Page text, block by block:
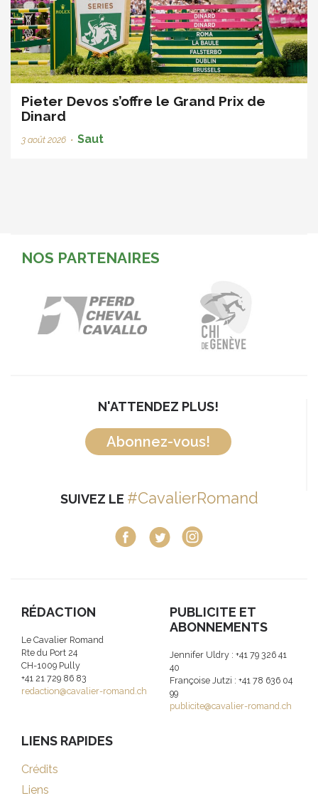
Pieter Devos s’offre le Grand Prix de
Dinard
3 août 2026 • Saut
NOS PARTENAIRES
N'ATTENDEZ PLUS!
Abonnez-vous!
SUIVEZ LE #CavalierRomand
RÉDACTION
Le Cavalier Romand
Rte du Port 24
CH-1009 Pully
+41 21 729 86 83
redaction@cavalier-romand.ch
PUBLICITE ET
ABONNEMENTS
Jennifer Uldry : +41 79 326 41
40
Françoise Jutzi : +41 78 636 04
99
publicite@cavalier-romand.ch
LIENS RAPIDES
Crédits
Liens